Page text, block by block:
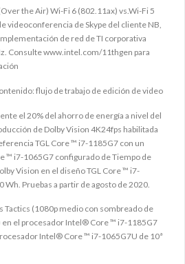
the Air) Wi-Fi 6 (802.11ax) vs.Wi-Fi 5
videoconferencia de Skype del cliente NB,
de red de TI corporativa
Consulte www.intel.com/11thgen para
flujo de trabajo de edición de video
el 20% del ahorro de energía a nivel del
de Dolby Vision 4K24fps habilitada
TGL Core ™ i7-1185G7 con un
™ i7-1065G7 configurado de Tiempo de
Vision en el diseño TGL Core ™ i7-
Wh. Pruebas a partir de agosto de 2020.
Tactics (1080p medio con sombreado de
en el procesador Intel® Core ™ i7-1185G7
Intel® Core ™ i7-1065G7U de 10ª